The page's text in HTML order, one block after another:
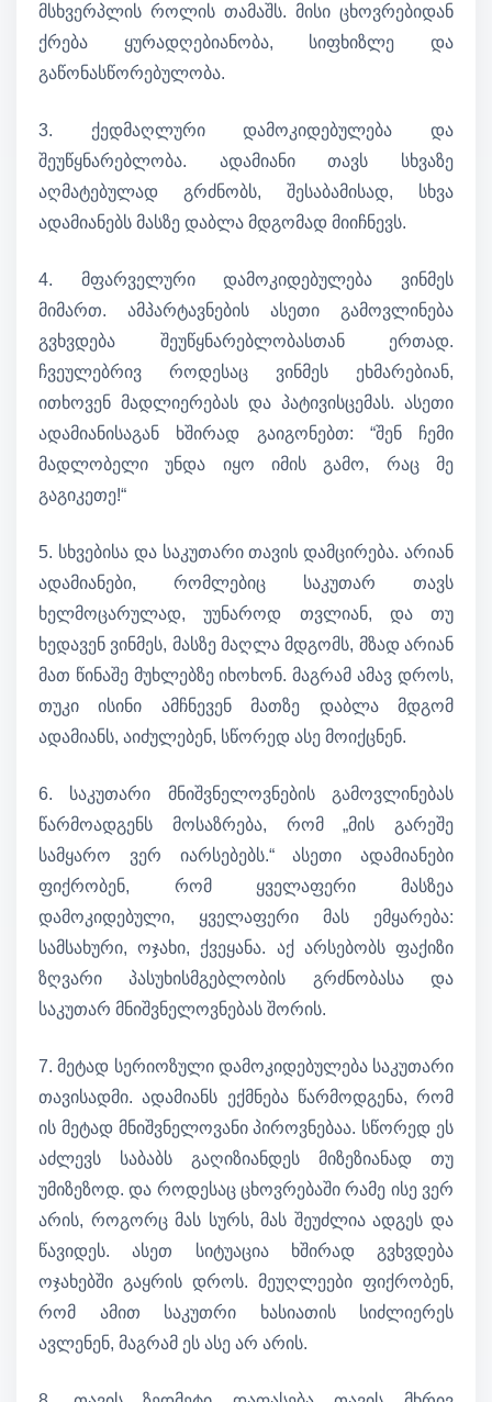
მსხვერპლის როლის თამაშს. მისი ცხოვრებიდან
ქრება ყურადღებიანობა, სიფხიზლე და
გაწონასწორებულობა.
3. ქედმაღლური დამოკიდებულება და
შეუწყნარებლობა. ადამიანი თავს სხვაზე
აღმატებულად გრძნობს, შესაბამისად, სხვა
ადამიანებს მასზე დაბლა მდგომად მიიჩნევს.
4. მფარველური დამოკიდებულება ვინმეს
მიმართ. ამპარტავნების ასეთი გამოვლინება
გვხვდება შეუწყნარებლობასთან ერთად.
ჩვეულებრივ როდესაც ვინმეს ეხმარებიან,
ითხოვენ მადლიერებას და პატივისცემას. ასეთი
ადამიანისაგან ხშირად გაიგონებთ: “შენ ჩემი
მადლობელი უნდა იყო იმის გამო, რაც მე
გაგიკეთე!“
5. სხვებისა და საკუთარი თავის დამცირება. არიან
ადამიანები, რომლებიც საკუთარ თავს
ხელმოცარულად, უუნაროდ თვლიან, და თუ
ხედავენ ვინმეს, მასზე მაღლა მდგომს, მზად არიან
მათ წინაშე მუხლებზე იხოხონ. მაგრამ ამავ დროს,
თუკი ისინი ამჩნევენ მათზე დაბლა მდგომ
ადამიანს, აიძულებენ, სწორედ ასე მოიქცნენ.
6. საკუთარი მნიშვნელოვნების გამოვლინებას
წარმოადგენს მოსაზრება, რომ „მის გარეშე
სამყარო ვერ იარსებებს.“ ასეთი ადამიანები
ფიქრობენ, რომ ყველაფერი მასზეა
დამოკიდებული, ყველაფერი მას ემყარება:
სამსახური, ოჯახი, ქვეყანა. აქ არსებობს ფაქიზი
ზღვარი პასუხისმგებლობის გრძნობასა და
საკუთარ მნიშვნელოვნებას შორის.
7. მეტად სერიოზული დამოკიდებულება საკუთარი
თავისადმი. ადამიანს ექმნება წარმოდგენა, რომ
ის მეტად მნიშვნელოვანი პიროვნებაა. სწორედ ეს
აძლევს საბაბს გაღიზიანდეს მიზეზიანად თუ
უმიზეზოდ. და როდესაც ცხოვრებაში რამე ისე ვერ
არის, როგორც მას სურს, მას შეუძლია ადგეს და
წავიდეს. ასეთ სიტუაცია ხშირად გვხვდება
ოჯახებში გაყრის დროს. მეუღლეები ფიქრობენ,
რომ ამით საკუთრი ხასიათის სიძლიერეს
ავლენენ, მაგრამ ეს ასე არ არის.